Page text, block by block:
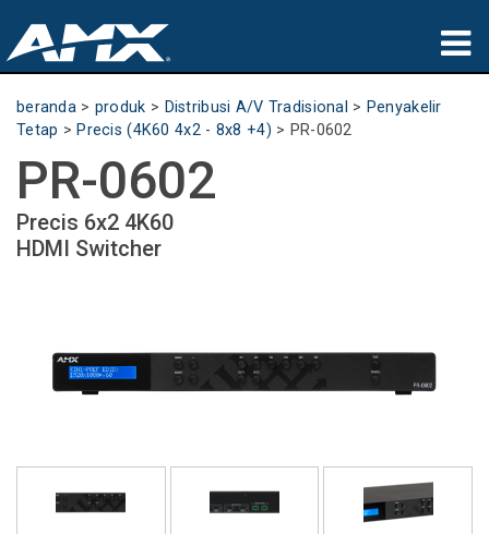
produk
Partners
tempat membeli
Tentang
Bahasa/Wilayah
beranda > produk > Distribusi A/V Tradisional > Penyakelir
Tetap > Precis (4K60 4x2 - 8x8 +4) > PR-0602
PR-0602
Precis 6x2 4K60
HDMI Switcher